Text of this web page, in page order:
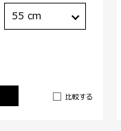
比較する
55 cm